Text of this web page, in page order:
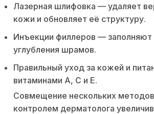
Лазерная шлифовка — удаляет
кожи и обновляет её структуру.
Инъекции филлеров — заполняют
углубления шрамов.
Правильный уход за кожей и
витаминами А, С и Е.
Совмещение нескольких
контролем дерматолога